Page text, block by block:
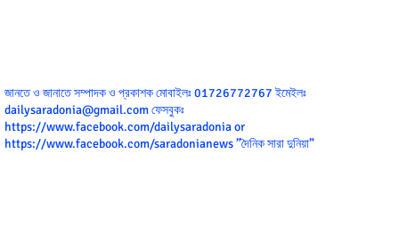
জানতে ও জানাতে সম্পাদক ও প্রকাশক মোবাইলঃ 01726772767 ইমেইলঃ
dailysaradonia@gmail.com ফেসবুকঃ
https://www.facebook.com/dailysaradonia or
https://www.facebook.com/saradonianews ”দৈনিক সারা দুনিয়া”